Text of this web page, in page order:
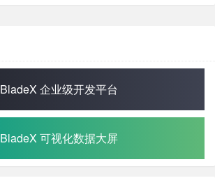
BladeX 企业级开发平台
BladeX 可视化数据大屏